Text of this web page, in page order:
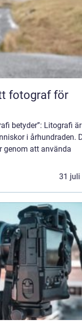
betyder”: Litografi
i århundraden.
genom att använda
31 juli